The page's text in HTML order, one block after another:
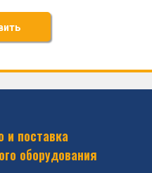
и поставка
оборудования